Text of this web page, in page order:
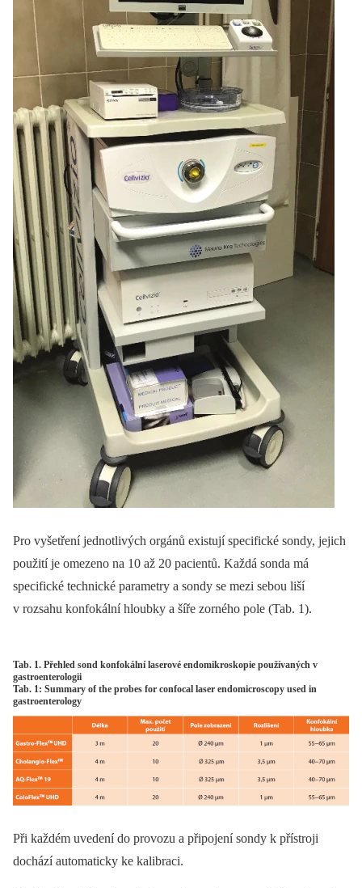
Pro vyšetření jednotlivých orgánů existují specifické sondy, jejich
použití je omezeno na 10 až 20 pacientů. Každá sonda má
specifické technické parametry a sondy se mezi sebou liší
v rozsahu konfokální hloubky a šíře zorného pole (Tab. 1).
Tab. 1. Přehled sond konfokální laserové endomikroskopie používaných v
gastroenterologii
Tab. 1: Summary of the probes for confocal laser endomicroscopy used in
gastroenterology
Při každém uvedení do provozu a připojení sondy k přístroji
dochází automaticky ke kalibraci.